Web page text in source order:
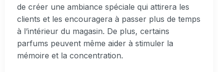
de créer une ambiance spéciale qui attirera les
clients et les encouragera à passer plus de temps
à l’intérieur du magasin. De plus, certains
parfums peuvent même aider à stimuler la
mémoire et la concentration.